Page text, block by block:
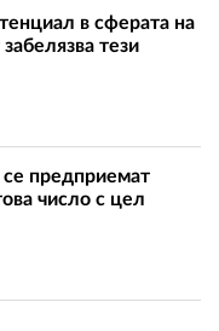
в сферата на
тези
предприемат
число с цел